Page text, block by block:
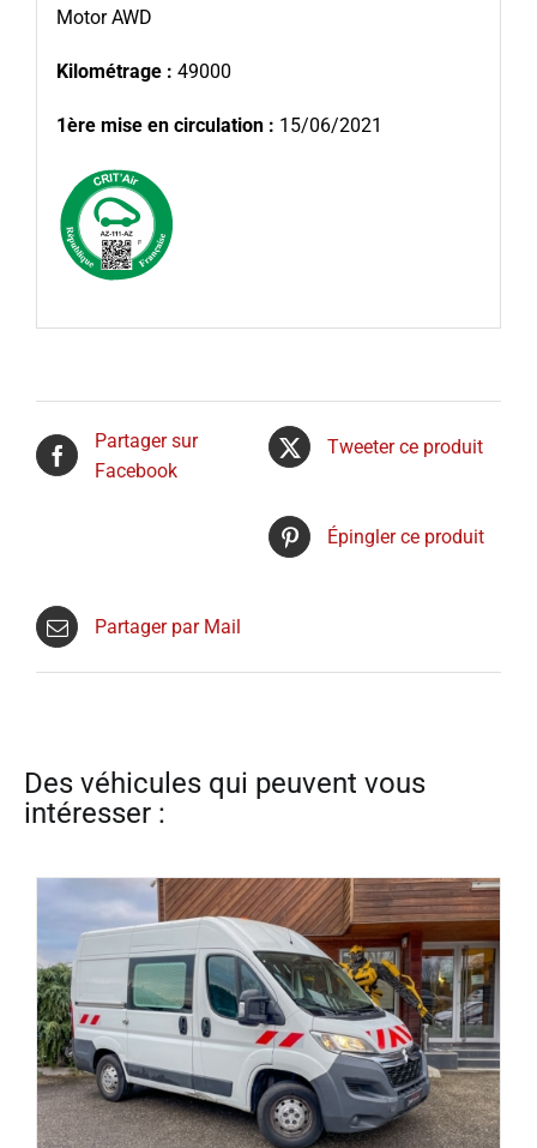
Motor AWD
Kilométrage : 49000
1ère mise en circulation : 15/06/2021
Partager sur
Facebook
Tweeter ce produit
Épingler ce produit
Partager par Mail